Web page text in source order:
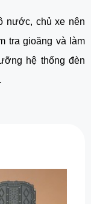
nước, chủ xe nên
tra gioăng và làm
hệ thống đèn